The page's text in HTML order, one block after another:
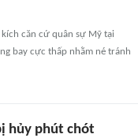
căn cứ quân sự Mỹ tại
bay cực thấp nhằm né tránh
hủy phút chót